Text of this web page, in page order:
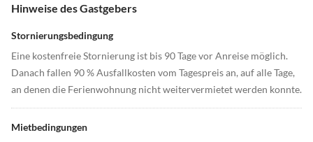
Hinweise des Gastgebers
Stornierungsbedingung
Eine kostenfreie Stornierung ist bis 90 Tage vor Anreise möglich.
Danach fallen 90 % Ausfallkosten vom Tagespreis an, auf alle Tage,
an denen die Ferienwohnung nicht weitervermietet werden konnte.
Mietbedingungen